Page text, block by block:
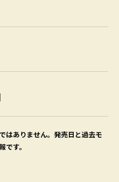
はありません。発売日と過去モ
です。